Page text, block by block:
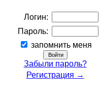
Логин:
Пароль:
запомнить меня
Забыли пароль?
Регистрация →